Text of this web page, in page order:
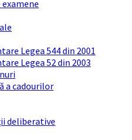
Legea 544 din 2001
Legea 52 din 2003
a cadourilor
deliberative